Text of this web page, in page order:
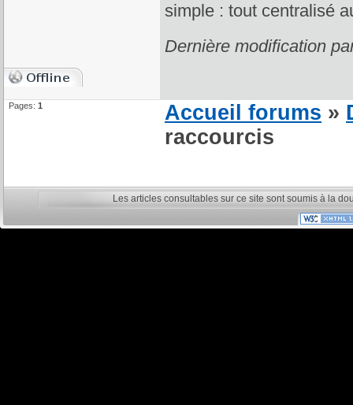
simple : tout centralisé
Dernière modification
Pages: 1 Accueil forums »
raccourcis
Les articles consultables sur ce site sont soumis à la